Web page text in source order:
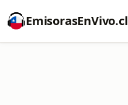
EmisorasEnVivo.cl